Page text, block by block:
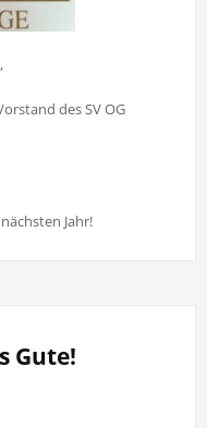
des SV OG
Jahr!
Gute!